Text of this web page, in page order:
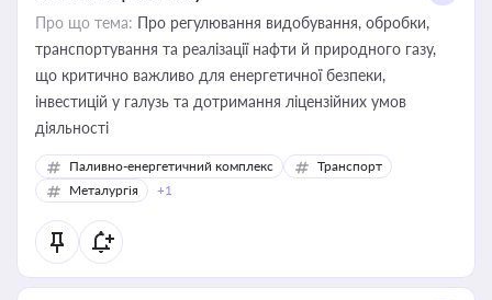
Про що тема: Про регулювання видобування, обробки,
транспортування та реалізації нафти й природного газу,
що критично важливо для енергетичної безпеки,
інвестицій у галузь та дотримання ліцензійних умов
діяльності
Паливно-енергетичний комплекс
Транспорт
Металургія
+1